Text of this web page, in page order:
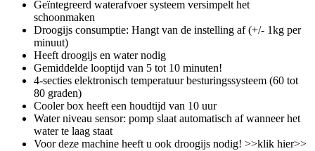
Geïntegreerd waterafvoer systeem versimpelt het
schoonmaken
Droogijs consumptie: Hangt van de instelling af (+/- 1kg per
minuut)
Heeft droogijs en water nodig
Gemiddelde looptijd van 5 tot 10 minuten!
4-secties elektronisch temperatuur besturingssysteem (60 tot
80 graden)
Cooler box heeft een houdtijd van 10 uur
Water niveau sensor: pomp slaat automatisch af wanneer het
water te laag staat
Voor deze machine heeft u ook droogijs nodig! >>klik hier>>